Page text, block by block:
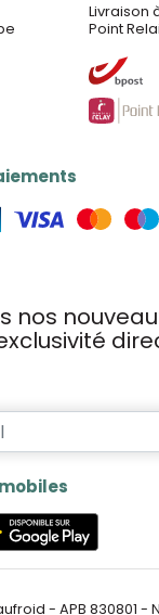
Livraison
Point
nos
- APB 830801 -